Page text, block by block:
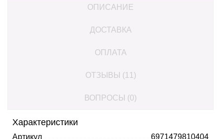
ОПИСАНИЕ
ДОСТАВКА
ОПЛАТА
ОТЗЫВЫ (11)
ВОПРОСЫ (0)
Характеристики
Артикул
6971479810404